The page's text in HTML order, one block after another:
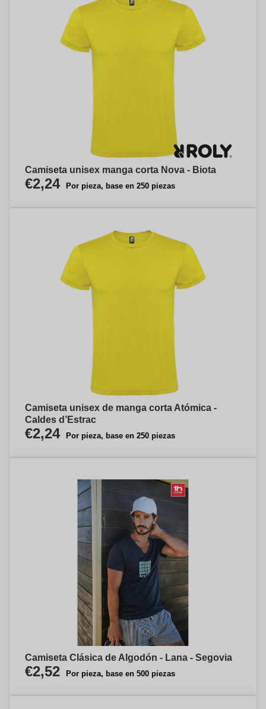
Camiseta unisex manga corta Nova - Biota
€2,24 Por pieza, base en 250 piezas
Camiseta unisex de manga corta Atómica -
Caldes d’Estrac
€2,24 Por pieza, base en 250 piezas
Camiseta Clásica de Algodón - Lana - Segovia
€2,52 Por pieza, base en 500 piezas